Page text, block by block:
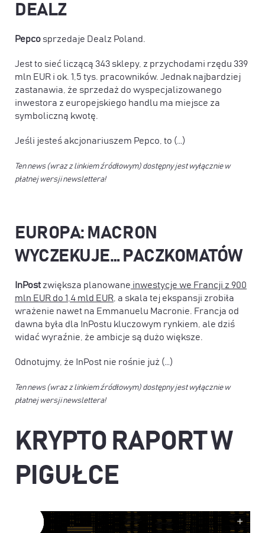
DEALZ
Pepco sprzedaje Dealz Poland.
Jest to sieć liczącą 343 sklepy, z przychodami rzędu 339
mln EUR i ok. 1,5 tys. pracowników. Jednak najbardziej
zastanawia, że sprzedaż do wyspecjalizowanego
inwestora z europejskiego handlu ma miejsce za
symboliczną kwotę.
Jeśli jesteś akcjonariuszem Pepco, to (…)
Ten news (wraz z linkiem źródłowym) dostępny jest wyłącznie w
płatnej wersji newslettera!
EUROPA: MACRON
WYCZEKUJE… PACZKOMATÓW
InPost zwiększa planowane inwestycje we Francji z 900
mln EUR do 1,4 mld EUR, a skala tej ekspansji zrobiła
wrażenie nawet na Emmanuelu Macronie. Francja od
dawna była dla InPostu kluczowym rynkiem, ale dziś
widać wyraźnie, że ambicje są dużo większe.
Odnotujmy, że InPost nie rośnie już (…)
Ten news (wraz z linkiem źródłowym) dostępny jest wyłącznie w
płatnej wersji newslettera!
KRYPTO RAPORT W
PIGUŁCE